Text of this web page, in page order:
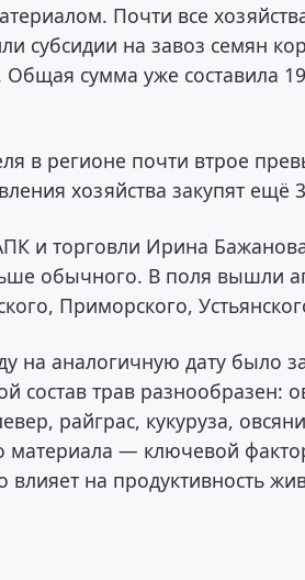
Почти все
субсидии на завоз семян
сумма уже составила
в регионе почти втрое
хозяйства закупят ещё
и торговли Ирина
обычного. В поля вышли
Приморского,
на аналогичную дату было
состав трав разнообразен:
райграс, кукуруза,
материала — ключевой
влияет на продуктивность